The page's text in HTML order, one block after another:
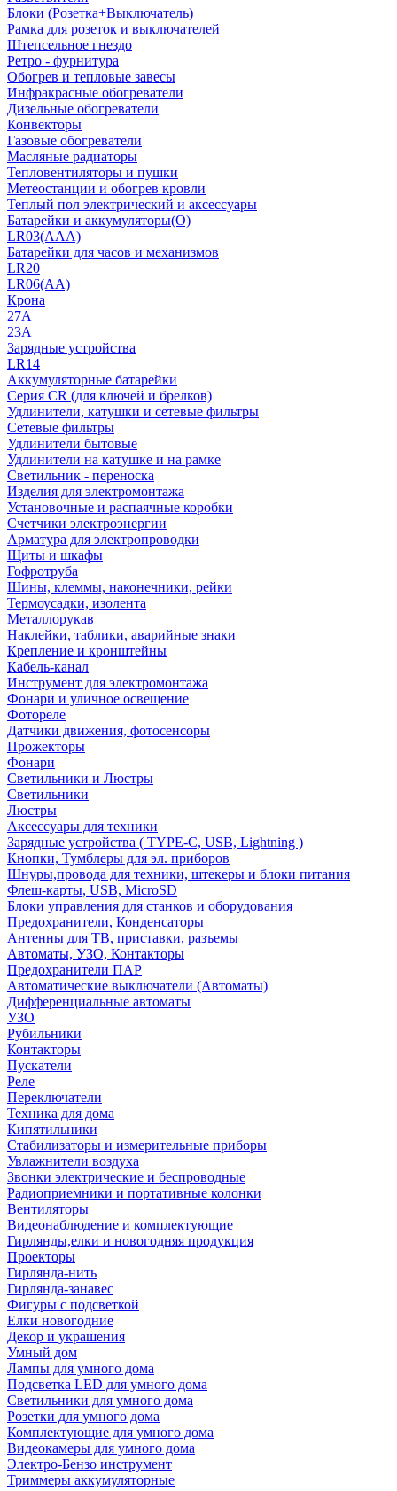
Блоки (Розетка+Выключатель)
Рамка для розеток и выключателей
Штепсельное гнездо
Ретро - фурнитура
Обогрев и тепловые завесы
Инфракрасные обогреватели
Дизельные обогреватели
Конвекторы
Газовые обогреватели
Масляные радиаторы
Тепловентиляторы и пушки
Метеостанции и обогрев кровли
Теплый пол электрический и аксессуары
Батарейки и аккумуляторы(О)
LR03(AAA)
Батарейки для часов и механизмов
LR20
LR06(AA)
Крона
27A
23A
Зарядные устройства
LR14
Аккумуляторные батарейки
Серия CR (для ключей и брелков)
Удлинители, катушки и сетевые фильтры
Сетевые фильтры
Удлинители бытовые
Удлинители на катушке и на рамке
Светильник - переноска
Изделия для электромонтажа
Установочные и распаячные коробки
Счетчики электроэнергии
Арматура для электропроводки
Щиты и шкафы
Гофротруба
Шины, клеммы, наконечники, рейки
Термоусадки, изолента
Металлорукав
Наклейки, таблики, аварийные знаки
Крепление и кронштейны
Кабель-канал
Инструмент для электромонтажа
Фонари и уличное освещение
Фотореле
Датчики движения, фотосенсоры
Прожекторы
Фонари
Светильники и Люстры
Светильники
Люстры
Аксессуары для техники
Зарядные устройства ( TYPE-C, USB, Lightning )
Кнопки, Тумблеры для эл. приборов
Шнуры,провода для техники, штекеры и блоки питания
Флеш-карты, USB, MicroSD
Блоки управления для станков и оборудования
Предохранители, Конденсаторы
Антенны для ТВ, приставки, разъемы
Автоматы, УЗО, Контакторы
Предохранители ПАР
Автоматические выключатели (Автоматы)
Дифференциальные автоматы
УЗО
Рубильники
Контакторы
Пускатели
Реле
Переключатели
Техника для дома
Кипятильники
Стабилизаторы и измерительные приборы
Увлажнители воздуха
Звонки электрические и беспроводные
Радиоприемники и портативные колонки
Вентиляторы
Видеонаблюдение и комплектующие
Гирлянды,елки и новогодняя продукция
Проекторы
Гирлянда-нить
Гирлянда-занавес
Фигуры с подсветкой
Елки новогодние
Декор и украшения
Умный дом
Лампы для умного дома
Подсветка LED для умного дома
Светильники для умного дома
Розетки для умного дома
Комплектующие для умного дома
Видеокамеры для умного дома
Электро-Бензо инструмент
Триммеры аккумуляторные